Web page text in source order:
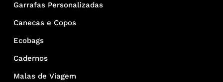
Garrafas Personalizadas
Canecas e Copos
Ecobags
Cadernos
Malas de Viagem